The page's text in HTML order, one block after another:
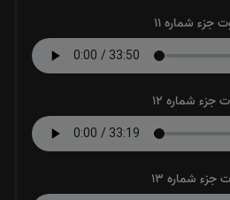
جزء شماره 11
جزء شماره 12
شماره 13